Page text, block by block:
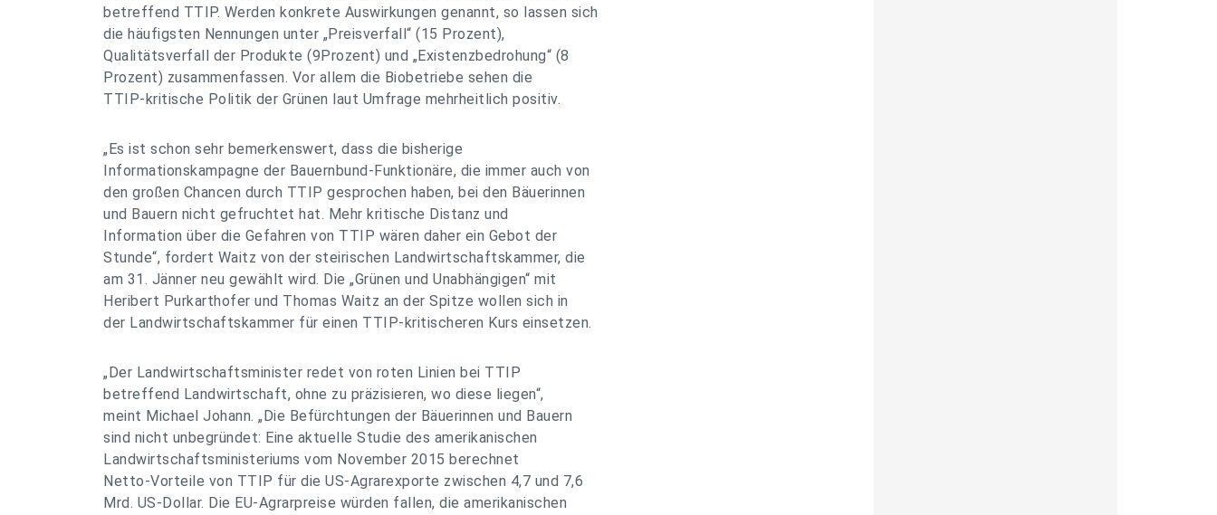
betreffend TTIP. Werden konkrete Auswirkungen genannt, so lassen sich
die häufigsten Nennungen unter „Preisverfall“ (15 Prozent),
Qualitätsverfall der Produkte (9Prozent) und „Existenzbedrohung“ (8
Prozent) zusammenfassen. Vor allem die Biobetriebe sehen die
TTIP-kritische Politik der Grünen laut Umfrage mehrheitlich positiv.
„Es ist schon sehr bemerkenswert, dass die bisherige
Informationskampagne der Bauernbund-Funktionäre, die immer auch von
den großen Chancen durch TTIP gesprochen haben, bei den Bäuerinnen
und Bauern nicht gefruchtet hat. Mehr kritische Distanz und
Information über die Gefahren von TTIP wären daher ein Gebot der
Stunde“, fordert Waitz von der steirischen Landwirtschaftskammer, die
am 31. Jänner neu gewählt wird. Die „Grünen und Unabhängigen“ mit
Heribert Purkarthofer und Thomas Waitz an der Spitze wollen sich in
der Landwirtschaftskammer für einen TTIP-kritischeren Kurs einsetzen.
„Der Landwirtschaftsminister redet von roten Linien bei TTIP
betreffend Landwirtschaft, ohne zu präzisieren, wo diese liegen“,
meint Michael Johann. „Die Befürchtungen der Bäuerinnen und Bauern
sind nicht unbegründet: Eine aktuelle Studie des amerikanischen
Landwirtschaftsministeriums vom November 2015 berechnet
Netto-Vorteile von TTIP für die US-Agrarexporte zwischen 4,7 und 7,6
Mrd. US-Dollar. Die EU-Agrarpreise würden fallen, die amerikanischen